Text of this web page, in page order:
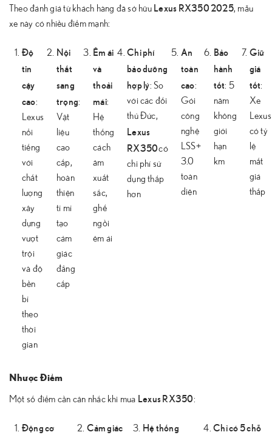
Theo đánh giá từ khách hàng đã sở hữu Lexus RX350 2025, mẫu
xe này có nhiều điểm mạnh:
Độ
tin
cậy
cao:
Lexus
nổi
tiếng
với
chất
lượng
xây
dựng
vượt
trội
và độ
bền
bỉ
theo
thời
gian
Nội
thất
sang
trọng:
Vật
liệu
cao
cấp,
hoàn
thiện
tỉ mỉ
tạo
cảm
giác
đẳng
cấp
Êm ái
và
thoải
mái:
Hệ
thống
cách
âm
xuất
sắc,
ghế
ngồi
êm ái
Chi phí
bảo dưỡng
hợp lý: So
với các đối
thủ Đức,
Lexus
RX350có
chi phí sử
dụng thấp
hơn
An
toàn
cao:
Gói
công
nghệ
LSS+
3.0
toàn
diện
Bảo
hành
tốt: 5
năm
không
giới
hạn
km
Giữ
giá
tốt:
Xe
Lexus
có tỷ
lệ
mất
giá
thấp
Nhược Điểm
Một số điểm cần cân nhắc khi mua Lexus RX350:
Động cơ
Cảm giác
Hệ thống
Chỉ có 5 chỗ